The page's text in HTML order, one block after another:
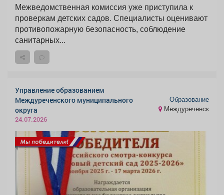
Межведомственная комиссия уже приступила к
проверкам детских садов. Специалисты оценивают
противопожарную безопасность, соблюдение
санитарных...
Управление образованием
Междуреченского муниципального
округа
24.07.2026
Образование
Междуреченск